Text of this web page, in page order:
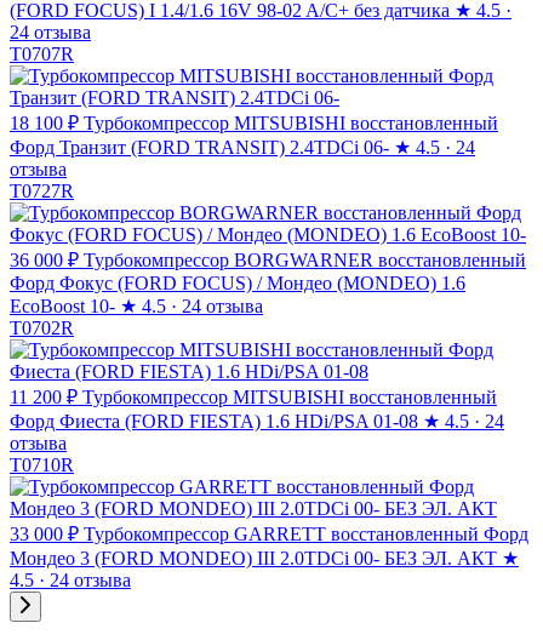
(FORD FOCUS) I 1.4/1.6 16V 98-02 A/C+ без датчика ★ 4.5 ·
24 отзыва
T0707R
18 100 ₽ Турбокомпрессор MITSUBISHI восстановленный
Форд Транзит (FORD TRANSIT) 2.4TDCi 06- ★ 4.5 · 24
отзыва
T0727R
36 000 ₽ Турбокомпрессор BORGWARNER восстановленный
Форд Фокус (FORD FOCUS) / Мондео (MONDEO) 1.6
EcoBoost 10- ★ 4.5 · 24 отзыва
T0702R
11 200 ₽ Турбокомпрессор MITSUBISHI восстановленный
Форд Фиеста (FORD FIESTA) 1.6 HDi/PSA 01-08 ★ 4.5 · 24
отзыва
T0710R
33 000 ₽ Турбокомпрессор GARRETT восстановленный Форд
Мондео 3 (FORD MONDEO) III 2.0TDCi 00- БЕЗ ЭЛ. АКТ ★
4.5 · 24 отзыва